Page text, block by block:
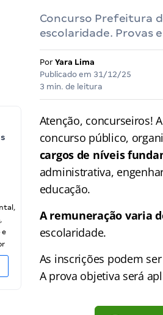
Concurso Prefeitura
escolaridade. Provas
Por Yara Lima
Publicado em 31/12/25
3 min. de leitura
e
Atenção, concurseiros! A
concurso público,
cargos de níveis
administrativa,
educação.
A remuneração varia
escolaridade.
As inscrições podem
A prova objetiva será